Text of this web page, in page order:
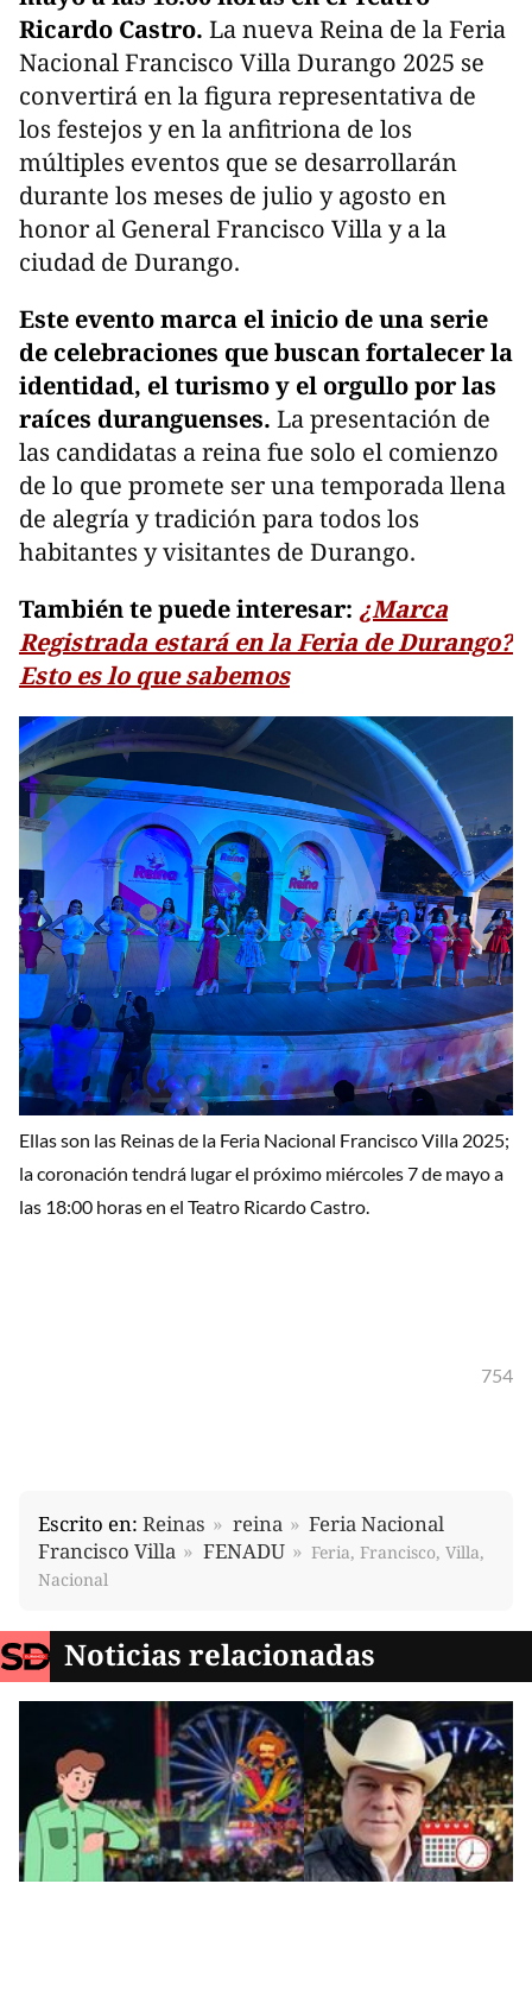
Ricardo Castro. La nueva Reina de la Feria
Nacional Francisco Villa Durango 2025 se
convertirá en la figura representativa de
los festejos y en la anfitriona de los
múltiples eventos que se desarrollarán
durante los meses de julio y agosto en
honor al General Francisco Villa y a la
ciudad de Durango.
Este evento marca el inicio de una serie
de celebraciones que buscan fortalecer la
identidad, el turismo y el orgullo por las
raíces duranguenses. La presentación de
las candidatas a reina fue solo el comienzo
de lo que promete ser una temporada llena
de alegría y tradición para todos los
habitantes y visitantes de Durango.
También te puede interesar: ¿Marca
Registrada estará en la Feria de Durango?
Esto es lo que sabemos
Ellas son las Reinas de la Feria Nacional Francisco Villa 2025;
la coronación tendrá lugar el próximo miércoles 7 de mayo a
las 18:00 horas en el Teatro Ricardo Castro.
754
Escrito en: Reinas reina
Feria Nacional
Francisco Villa
FENADU
Feria, Francisco, Villa,
Nacional
Noticias relacionadas